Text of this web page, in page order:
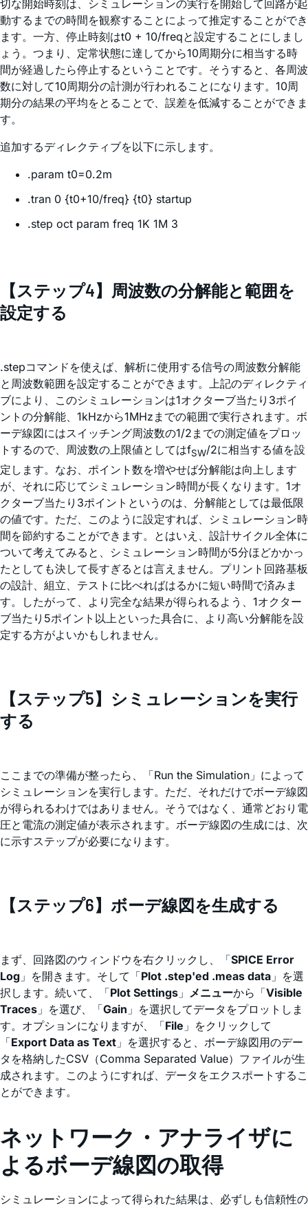
切な開始時刻は、シミュレーションの実行を開始して回路が起
動するまでの時間を観察することによって推定することができ
ます。一方、停止時刻はt0 + 10/freqと設定することにしまし
ょう。つまり、定常状態に達してから10周期分に相当する時
間が経過したら停止するということです。そうすると、各周波
数に対して10周期分の計測が行われることになります。10周
期分の結果の平均をとることで、誤差を低減することができま
す。
追加するディレクティブを以下に示します。
.param t0=0.2m
.tran 0 {t0+10/freq} {t0} startup
.step oct param freq 1K 1M 3
【ステップ4】周波数の分解能と範囲を
設定する
.stepコマンドを使えば、解析に使用する信号の周波数分解能
と周波数範囲を設定することができます。上記のディレクティ
ブにより、このシミュレーションは1オクターブ当たり3ポイ
ントの分解能、1kHzから1MHzまでの範囲で実行されます。ボ
ーデ線図にはスイッチング周波数の1/2までの測定値をプロッ
トするので、周波数の上限値としてはfSW/2に相当する値を設
定します。なお、ポイント数を増やせば分解能は向上します
が、それに応じてシミュレーション時間が長くなります。1オ
クターブ当たり3ポイントというのは、分解能としては最低限
の値です。ただ、このように設定すれば、シミュレーション時
間を節約することができます。とはいえ、設計サイクル全体に
ついて考えてみると、シミュレーション時間が5分ほどかかっ
たとしても決して長すぎるとは言えません。プリント回路基板
の設計、組立、テストに比べればはるかに短い時間で済みま
す。したがって、より完全な結果が得られるよう、1オクター
ブ当たり5ポイント以上といった具合に、より高い分解能を設
定する方がよいかもしれません。
【ステップ5】シミュレーションを実行
する
ここまでの準備が整ったら、「Run the Simulation」によって
シミュレーションを実行します。ただ、それだけでボーデ線図
が得られるわけではありません。そうではなく、通常どおり電
圧と電流の測定値が表示されます。ボーデ線図の生成には、次
に示すステップが必要になります。
【ステップ6】ボーデ線図を生成する
まず、回路図のウィンドウを右クリックし、「SPICE Error
Log 」を開きます。そして「Plot .step'ed .meas data 」を選
択します。続いて、「Plot Settings 」 メニューから「Visible
Traces 」を選び、「Gain 」を選択してデータをプロットしま
す。オプションになりますが、「File 」をクリックして
「Export Data as Text 」を選択すると、ボーデ線図用のデー
タを格納したCSV（Comma Separated Value）ファイルが生
成されます。このようにすれば、データをエクスポートするこ
とができます。
ネットワーク・アナライザに
よるボーデ線図の取得
シミュレーションによって得られた結果は、必ずしも信頼性の